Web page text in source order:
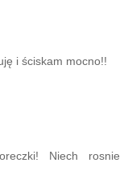
i ściskam mocno!!
Niech rosnie